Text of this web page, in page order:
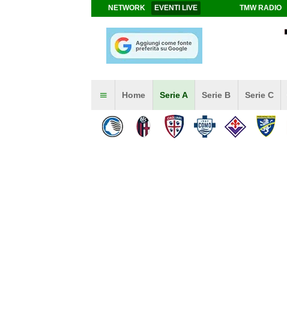
NETWORK EVENTI LIVE TMW RADIO
Home Serie A Serie B Serie C